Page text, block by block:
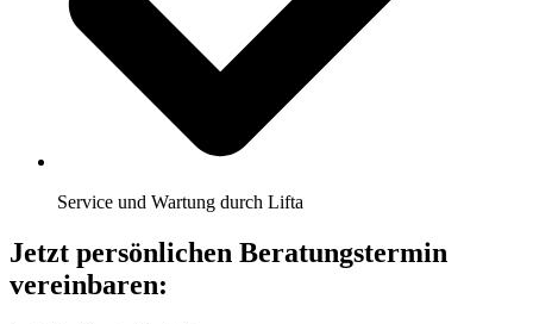
Service und Wartung durch Lifta
Jetzt persönlichen Beratungstermin
vereinbaren: